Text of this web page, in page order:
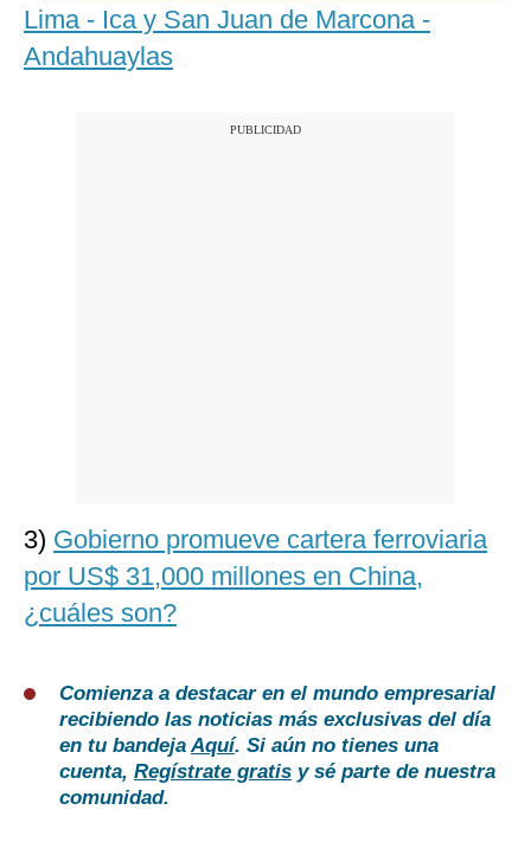
Lima - Ica y San Juan de Marcona -
Andahuaylas
3) Gobierno promueve cartera ferroviaria
por US$ 31,000 millones en China,
¿cuáles son?
Comienza a destacar en el mundo empresarial
recibiendo las noticias más exclusivas del día
en tu bandejaAquí. Si aún no tienes una
cuenta, Regístrate gratis y sé parte de nuestra
comunidad.